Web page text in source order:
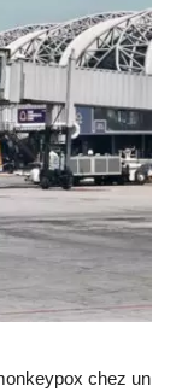
chez un